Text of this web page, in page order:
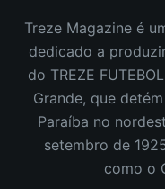
Treze Magazine é
dedicado a
do TREZE
Grande, que
Paraíba no
setembro de
como o